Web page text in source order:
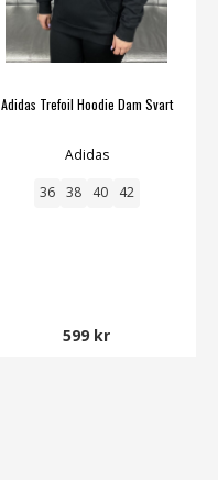
Adidas Trefoil Hoodie Dam Svart
Adidas
36 38 40 42
599 kr